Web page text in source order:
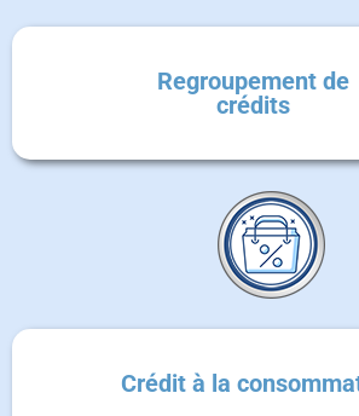
Regroupement de
crédits
Crédit à la